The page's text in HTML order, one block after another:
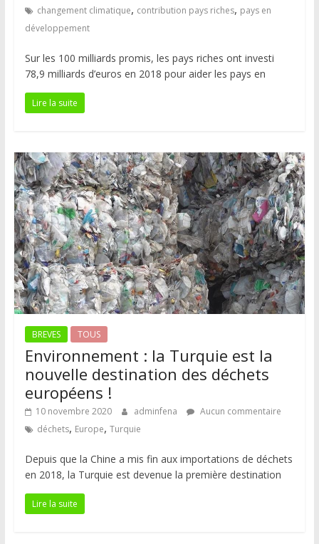
changement climatique, contribution pays riches, pays en
développement
Sur les 100 milliards promis, les pays riches ont investi
78,9 milliards d’euros en 2018 pour aider les pays en
Lire la suite
BREVES TOUS
Environnement : la Turquie est la
nouvelle destination des déchets
européens !
10 novembre 2020 adminfena
Aucun commentaire
déchets, Europe, Turquie
Depuis que la Chine a mis fin aux importations de déchets
en 2018, la Turquie est devenue la première destination
Lire la suite